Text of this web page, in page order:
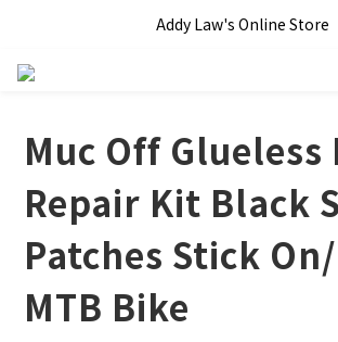
全單滿 HKD$1000 即享本地免運費
Addy Law's Online Store
Muc Off Glueless
Repair Kit Black
Patches Stick
MTB Bike